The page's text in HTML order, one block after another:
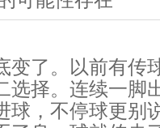
变了。以前有传
选择。连续一脚
球，不停球更别